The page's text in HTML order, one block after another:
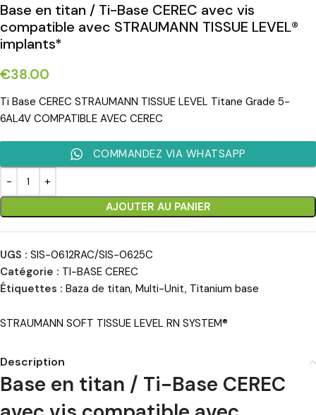
Base en titan / Ti-Base CEREC avec vis
compatible avec STRAUMANN TISSUE LEVEL®
implants*
€38.00
Ti Base CEREC STRAUMANN TISSUE LEVEL Titane Grade 5-
6AL4V COMPATIBLE AVEC CEREC
AJOUTER AU PANIER
COMMANDEZ VIA WHATSAPP
UGS : SIS-0612RAC/SIS-0625C
Catégorie : TI-BASE CEREC
Étiquettes : Baza de titan, Multi-Unit, Titanium base
STRAUMANN SOFT TISSUE LEVEL RN SYSTEM®
Description
Base en titan / Ti-Base CEREC